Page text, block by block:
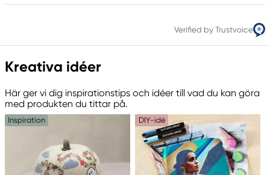
Verified by Trustvoice
Kreativa idéer
Här ger vi dig inspirationstips och idéer till vad du kan göra
med produkten du tittar på.
Inspiration DIY-idé